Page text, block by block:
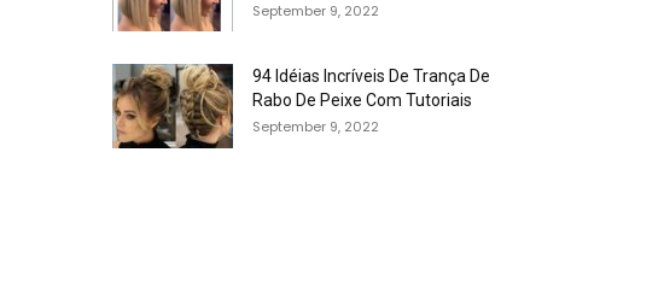
September 9, 2022
94 Idéias Incríveis De Trança De
Rabo De Peixe Com Tutoriais
September 9, 2022